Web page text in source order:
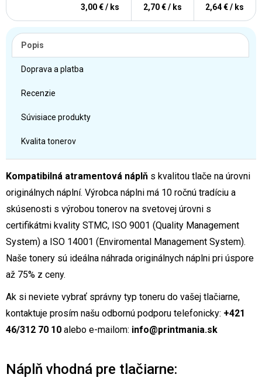
2,64 € / ks
2,70 € / ks
3,00 € / ks
Popis
Doprava a platba
Recenzie
Súvisiace produkty
Kvalita tonerov
Kompatibilná atramentová náplň s kvalitou tlače na úrovni
originálnych náplní. Výrobca náplni má 10 ročnú tradíciu a
skúsenosti s výrobou tonerov na svetovej úrovni s
certifikátmi kvality STMC, ISO 9001 (Quality Management
System) a ISO 14001 (Enviromental Management System).
Naše tonery sú ideálna náhrada originálnych náplni pri úspore
až 75% z ceny.
Ak si neviete vybrať správny typ toneru do vašej tlačiarne,
kontaktuje prosím našu odbornú podporu telefonicky: +421
46/312 70 10 alebo e-mailom: info@printmania.sk
Náplň vhodná pre tlačiarne: